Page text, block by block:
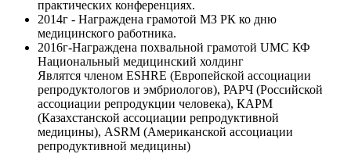
практических конференциях.
2014г - Награждена грамотой МЗ РК ко дню
медицинского работника.
2016г-Награждена похвальной грамотой UMC КФ
Национальный медицинский холдинг
Являтся членом ESHRE (Европейской ассоциации
репродуктологов и эмбриологов), РАРЧ (Российской
ассоциации репродукции человека), КАРМ
(Казахстанской ассоциации репродуктивной
медицины), ASRM (Американской ассоциации
репродуктивной медицины)